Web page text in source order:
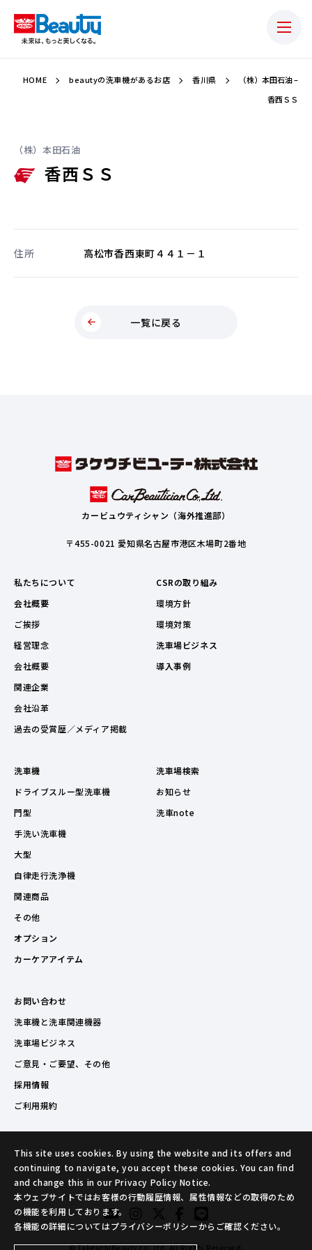
HOME beautyの洗車機があるお店 香川県
（株）本田石油 –
香西ＳＳ
（株）本田石油
香西ＳＳ
住所 高松市香西東町４４１－１
一覧に戻る
カービュウティシャン（海外推進部）
〒455-0021 愛知県名古屋市港区木場町2番地
私たちについて
会社概要
ご挨拶
経営理念
会社概要
関連企業
会社沿革
過去の受賞歴／メディア掲載
CSRの取り組み
環境方針
環境対策
洗車場ビジネス
導入事例
洗車機
ドライブスルー型洗車機
門型
手洗い洗車機
大型
自律走行洗浄機
関連商品
その他
オプション
カーケアアイテム
洗車場検索
お知らせ
洗車note
お問い合わせ
洗車機と洗車関連機器
洗車場ビジネス
ご意見・ご要望、その他
採用情報
ご利用規約
© TakeuchiBeauty co.,ltd. All Rights Reserved.
This site uses cookies. By using the website and its offers and
continuing to navigate, you accept these cookies. You can find
and change this in our Privacy Policy Notice.
本ウェブサイトではお客様の行動履歴情報、属性情報などの取得のため
の機能を利用しております。
各機能の詳細についてはプライバシーポリシーからご確認ください。